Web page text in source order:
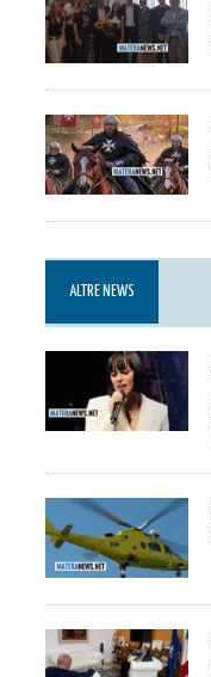
ALTRE NEWS